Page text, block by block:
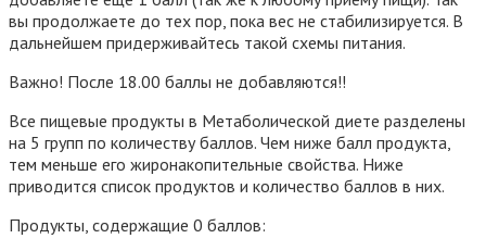
вы продолжаете до тех пор, пока вес не стабилизируется. В
дальнейшем придерживайтесь такой схемы питания.
Важно! После 18.00 баллы не добавляются!!
Все пищевые продукты в Метаболической диете разделены
на 5 групп по количеству баллов. Чем ниже балл продукта,
тем меньше его жиронакопительные свойства. Ниже
приводится список продуктов и количество баллов в них.
Продукты, содержащие 0 баллов: